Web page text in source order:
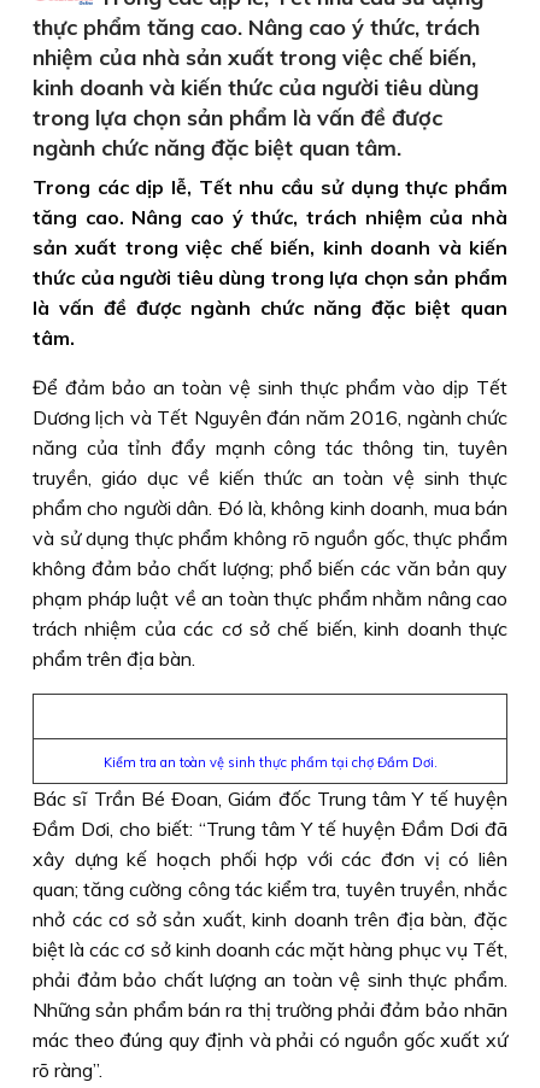
thực phẩm tăng cao. Nâng cao ý thức, trách
nhiệm của nhà sản xuất trong việc chế biến,
kinh doanh và kiến thức của người tiêu dùng
trong lựa chọn sản phẩm là vấn đề được
ngành chức năng đặc biệt quan tâm.
Trong các dịp lễ, Tết nhu cầu sử dụng thực phẩm
tăng cao. Nâng cao ý thức, trách nhiệm của nhà
sản xuất trong việc chế biến, kinh doanh và kiến
thức của người tiêu dùng trong lựa chọn sản phẩm
là vấn đề được ngành chức năng đặc biệt quan
tâm.
Để đảm bảo an toàn vệ sinh thực phẩm vào dịp Tết
Dương lịch và Tết Nguyên đán năm 2016, ngành chức
năng của tỉnh đẩy mạnh công tác thông tin, tuyên
truyền, giáo dục về kiến thức an toàn vệ sinh thực
phẩm cho người dân. Ðó là, không kinh doanh, mua bán
và sử dụng thực phẩm không rõ nguồn gốc, thực phẩm
không đảm bảo chất lượng; phổ biến các văn bản quy
phạm pháp luật về an toàn thực phẩm nhằm nâng cao
trách nhiệm của các cơ sở chế biến, kinh doanh thực
phẩm trên địa bàn.
Kiểm tra an toàn vệ sinh thực phẩm tại chợ Đầm Dơi.
Bác sĩ Trần Bé Ðoan, Giám đốc Trung tâm Y tế huyện
Ðầm Dơi, cho biết: “Trung tâm Y tế huyện Ðầm Dơi đã
xây dựng kế hoạch phối hợp với các đơn vị có liên
quan; tăng cường công tác kiểm tra, tuyên truyền, nhắc
nhở các cơ sở sản xuất, kinh doanh trên địa bàn, đặc
biệt là các cơ sở kinh doanh các mặt hàng phục vụ Tết,
phải đảm bảo chất lượng an toàn vệ sinh thực phẩm.
Những sản phẩm bán ra thị trường phải đảm bảo nhãn
mác theo đúng quy định và phải có nguồn gốc xuất xứ
rõ ràng”.